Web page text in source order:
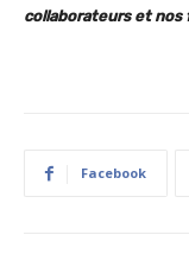
collaborateurs et nos
Facebook